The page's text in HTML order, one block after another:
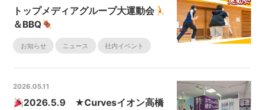
トップメディアグループ大運動会
＆BBQ
お知らせ ニュース 社内イベント
2026.05.11
2026.5.9 ★Curvesイオン高橋